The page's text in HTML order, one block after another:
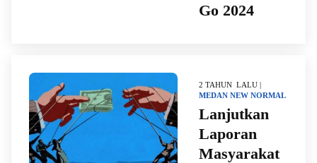
Go 2024
2 TAHUN LALU |
MEDAN NEW NORMAL
Lanjutkan
Laporan
Masyarakat